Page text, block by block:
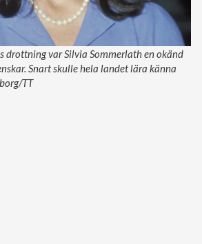
drottning var Silvia Sommerlath en okänd
Snart skulle hela landet lära känna
TT